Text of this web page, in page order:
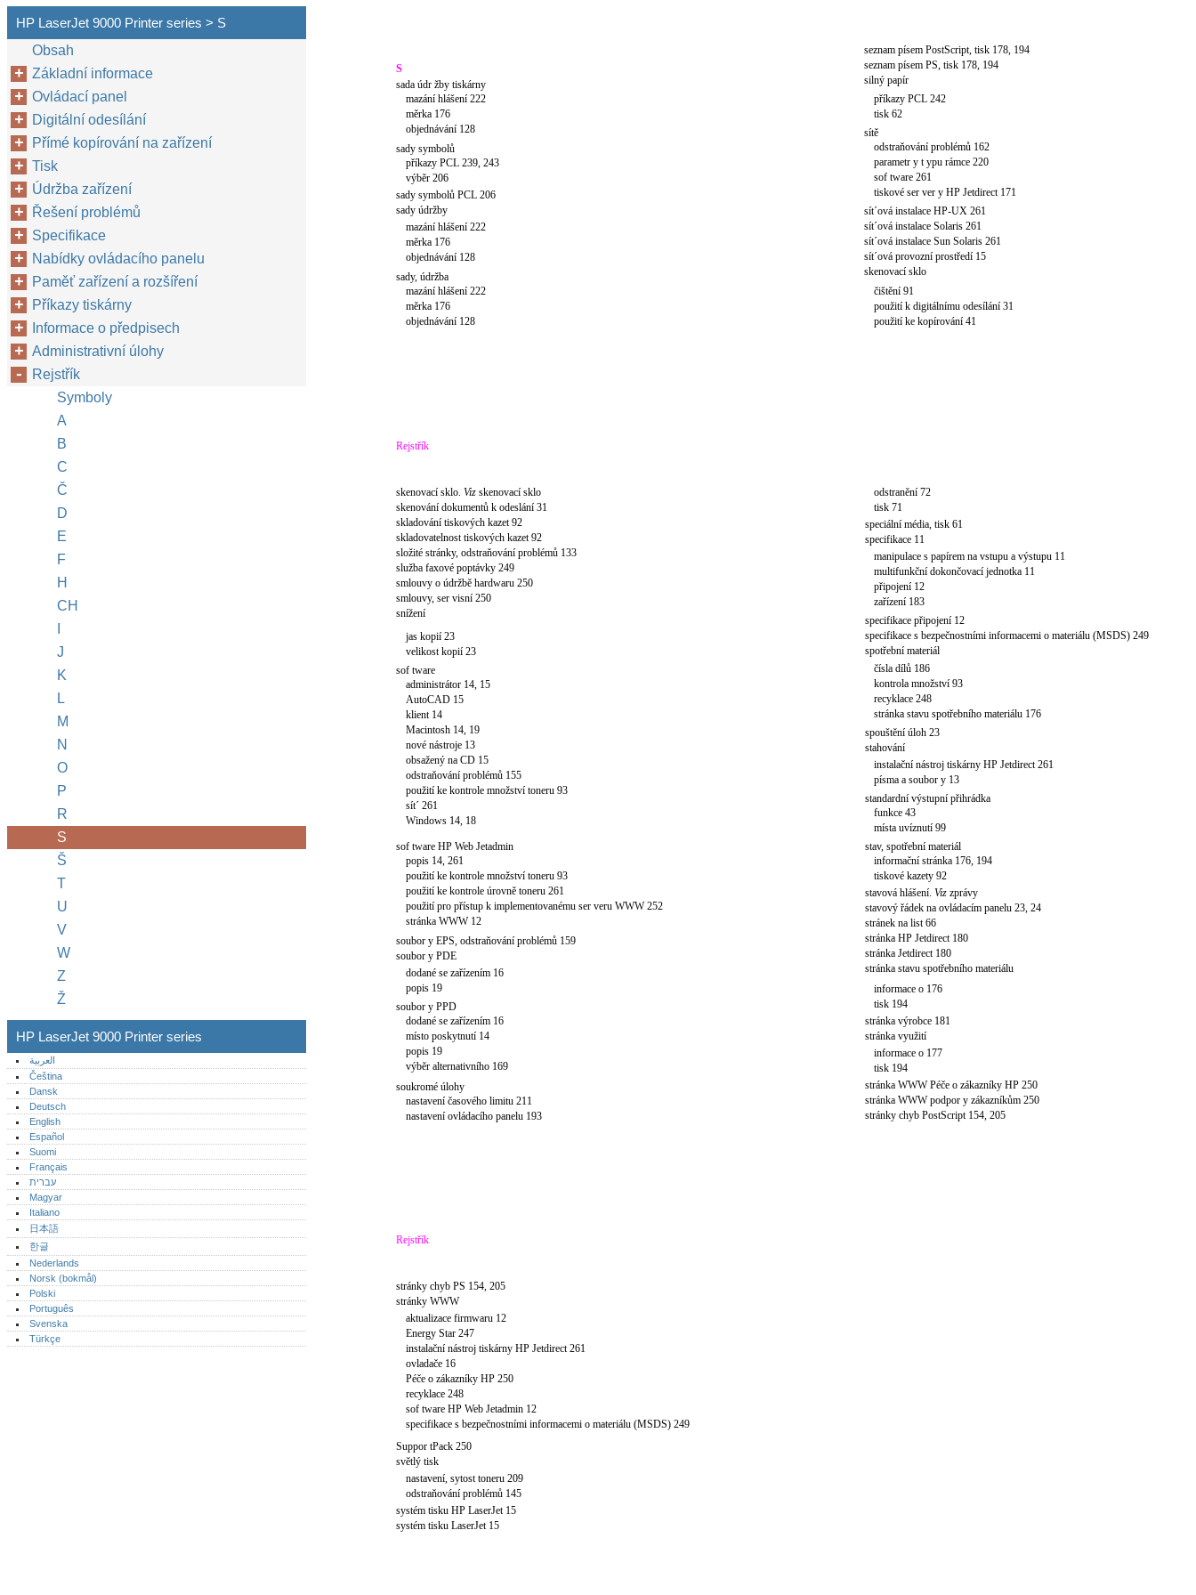
S
sada údr žby tiskárny
mazání hlášení 222
měrka 176
objednávání 128
sady symbolů
příkazy PCL 239, 243
výběr 206
sady symbolů PCL 206
sady údržby
mazání hlášení 222
měrka 176
objednávání 128
sady, údržba
mazání hlášení 222
měrka 176
objednávání 128
seznam písem PostScript, tisk 178, 194
seznam písem PS, tisk 178, 194
silný papír
příkazy PCL 242
tisk 62
sítě
odstraňování problémů 162
parametr y t ypu rámce 220
sof tware 261
tiskové ser ver y HP Jetdirect 171
sít´ová instalace HP-UX 261
sít´ová instalace Solaris 261
sít´ová instalace Sun Solaris 261
sít´ová provozní prostředí 15
skenovací sklo
čištění 91
použití k digitálnímu odesílání 31
použití ke kopírování 41
Rejstřík
skenovací sklo. Viz skenovací sklo
skenování dokumentů k odeslání 31
skladování tiskových kazet 92
skladovatelnost tiskových kazet 92
složité stránky, odstraňování problémů 133
služba faxové poptávky 249
smlouvy o údržbě hardwaru 250
smlouvy, ser visní 250
snížení
jas kopií 23
velikost kopií 23
sof tware
administrátor 14, 15
AutoCAD 15
klient 14
Macintosh 14, 19
nové nástroje 13
obsažený na CD 15
odstraňování problémů 155
použití ke kontrole množství toneru 93
sít´ 261
Windows 14, 18
sof tware HP Web Jetadmin
popis 14, 261
použití ke kontrole množství toneru 93
použití ke kontrole úrovně toneru 261
použití pro přístup k implementovanému ser veru WWW 252
stránka WWW 12
soubor y EPS, odstraňování problémů 159
soubor y PDE
dodané se zařízením 16
popis 19
soubor y PPD
dodané se zařízením 16
místo poskytnutí 14
popis 19
výběr alternativního 169
soukromé úlohy
nastavení časového limitu 211
nastavení ovládacího panelu 193
odstranění 72
tisk 71
speciální média, tisk 61
specifikace 11
manipulace s papírem na vstupu a výstupu 11
multifunkční dokončovací jednotka 11
připojení 12
zařízení 183
specifikace připojení 12
specifikace s bezpečnostními informacemi o materiálu (MSDS) 249
spotřební materiál
čísla dílů 186
kontrola množství 93
recyklace 248
stránka stavu spotřebního materiálu 176
spouštění úloh 23
stahování
instalační nástroj tiskárny HP Jetdirect 261
písma a soubor y 13
standardní výstupní přihrádka
funkce 43
místa uvíznutí 99
stav, spotřební materiál
informační stránka 176, 194
tiskové kazety 92
stavová hlášení. Viz zprávy
stavový řádek na ovládacím panelu 23, 24
stránek na list 66
stránka HP Jetdirect 180
stránka Jetdirect 180
stránka stavu spotřebního materiálu
informace o 176
tisk 194
stránka výrobce 181
stránka využití
informace o 177
tisk 194
stránka WWW Péče o zákazníky HP 250
stránka WWW podpor y zákazníkům 250
stránky chyb PostScript 154, 205
Rejstřík
stránky chyb PS 154, 205
stránky WWW
aktualizace firmwaru 12
Energy Star 247
instalační nástroj tiskárny HP Jetdirect 261
ovladače 16
Péče o zákazníky HP 250
recyklace 248
sof tware HP Web Jetadmin 12
specifikace s bezpečnostními informacemi o materiálu (MSDS) 249
Suppor tPack 250
světlý tisk
nastavení, sytost toneru 209
odstraňování problémů 145
systém tisku HP LaserJet 15
systém tisku LaserJet 15
HP LaserJet 9000 Printer series > S
Obsah
Základní informace
Ovládací panel
Digitální odesílání
Přímé kopírování na zařízení
Tisk
Údržba zařízení
Řešení problémů
Specifikace
Nabídky ovládacího panelu
Paměť zařízení a rozšíření
Příkazy tiskárny
Informace o předpisech
Administrativní úlohy
Rejstřík
Symboly
A
B
C
Č
D
E
F
H
CH
J
K
L
M
N
O
P
R
S
Š
T
U
V
W
Z
Ž
HP LaserJet 9000 Printer series
العربية
Čeština
Dansk
Deutsch
English
Español
Suomi
Français
עברית
Magyar
Italiano
日本語
한글
Nederlands
Norsk (bokmål)‎
Polski
Português‎
Svenska
Türkçe